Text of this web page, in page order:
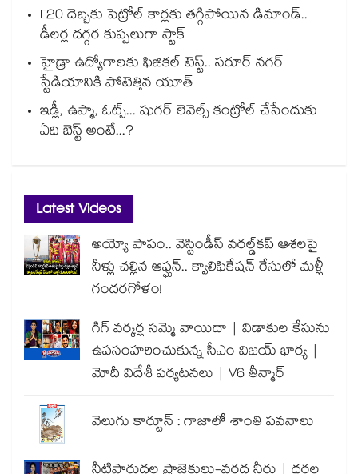
E20 దెబ్బకు పెట్రోల్ కార్లకు తగ్గిపోయిన డిమాండ్..
డీలర్ల దగ్గర కుప్పలుగా స్టాక్
హైడ్రా ఉద్యోగాలకు ఫిజికల్ టెస్ట్.. సరూర్ నగర్
స్టేడియానికి పోటెత్తిన యూత్
ఇడ్లీ, ఉప్మా, ఓట్స్... షుగర్ లెవెల్స్ కంట్రోల్ చేసేందుకు
ఏది బెస్ట్ అంటే...?
Latest Videos
అయ్యో పాపం.. వెస్టిండీస్ వరల్డ్‌కప్ ఆశలపై
నీళ్లు చల్లిన ఆఫ్ఘన్.. క్వాలిఫికేషన్ రేసులో మళ్లీ
గందరగోళం!
గిగ్ వర్కర్ల సమ్మె వాయిదా | విడాకుల కేసును
ఉపసంహరించుకున్న సీఎం విజయ్ భార్య |
మోదీ విదేశీ పర్యటనలు | V6 తీన్మార్
వెలుగు కార్టూన్ : గాజాలో శాంతి పవనాలు